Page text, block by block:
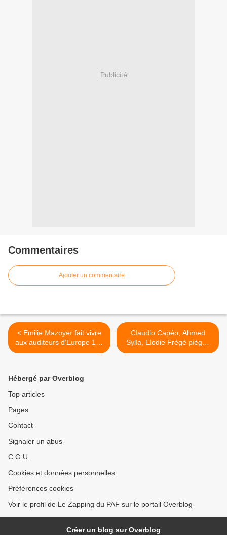
Publicité
Commentaires
Ajouter un commentaire
< Emilie Mazoyer fait vivre
aux auditeurs d'Europe 1 le
Festival des Vieilles
Claudio Capéo, Ahmed
Sylla, Elodie Frégé piégés
pour un nouveau numéro
Hébergé par Overblog
Top articles
Pages
Contact
Signaler un abus
C.G.U.
Cookies et données personnelles
Préférences cookies
Voir le profil de Le Zapping du PAF sur le portail Overblog
Créer un blog sur Overblog